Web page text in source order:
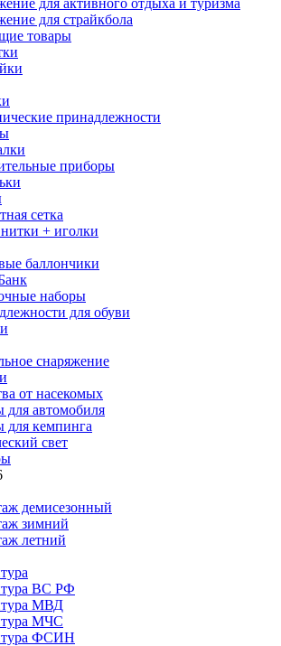
для активного отдыха и туризма
для страйкбола
товары
принадлежности
приборы
сетка
+ иголки
баллончики
наборы
для обуви
снаряжение
от насекомых
для автомобиля
для кемпинга
свет
демисезонный
зимний
летний
ВС РФ
МВД
МЧС
ФСИН